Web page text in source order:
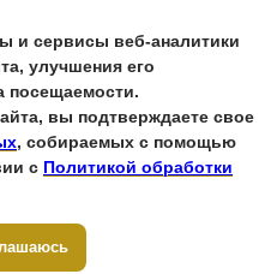
и сервисы веб-аналитики
улучшения его
посещаемости.
вы подтверждаете свое
, собираемых с помощью
с Политикой обработки